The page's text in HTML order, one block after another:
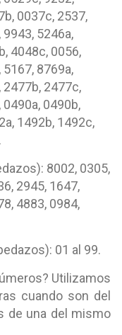
0037c, 2537,
5246a,
4048c, 0056,
8769a,
2477b, 2477c,
0490b,
1492b, 1492c,
8002, 0305,
2945, 1647,
4883, 0984,
01 al 99.
Utilizamos
cuando son del
de una del mismo